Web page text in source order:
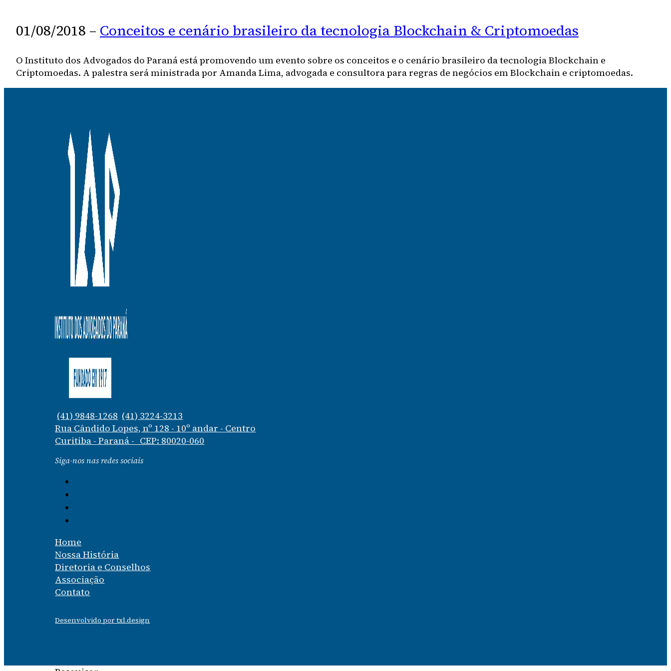
01/08/2018 – Conceitos e cenário brasileiro da tecnologia Blockchain & Criptomoedas
O Instituto dos Advogados do Paraná está promovendo um evento sobre os conceitos e o cenário brasileiro da tecnologia Blockchain e
Criptomoedas. A palestra será ministrada por Amanda Lima, advogada e consultora para regras de negócios em Blockchain e criptomoedas.
(41) 9848-1268 (41) 3224-3213
Rua Cândido Lopes, nº 128 - 10º andar - Centro
Curitiba - Paraná - CEP: 80020-060
Siga-nos nas redes sociais
Home
Nossa História
Diretoria e Conselhos
Associação
Contato
Desenvolvido por txl.design